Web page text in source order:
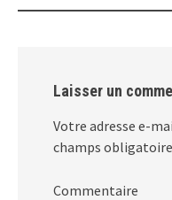
Laisser un
Votre adresse e-
champs
Commentaire